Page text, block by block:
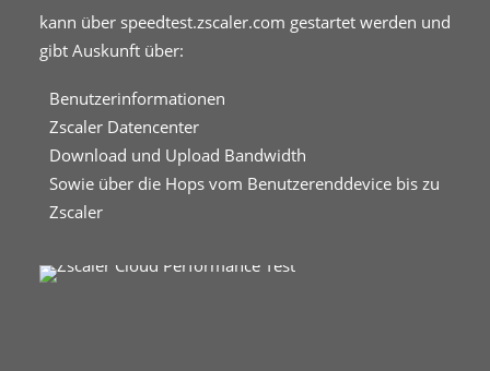
kann über speedtest.zscaler.com gestartet werden und
gibt Auskunft über:
Benutzerinformationen
Zscaler Datencenter
Download und Upload Bandwidth
Sowie über die Hops vom Benutzerenddevice bis zu
Zscaler